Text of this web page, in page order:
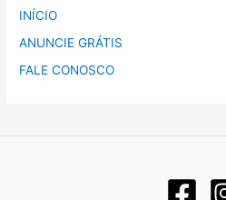
INÍCIO
ANUNCIE GRÁTIS
FALE CONOSCO